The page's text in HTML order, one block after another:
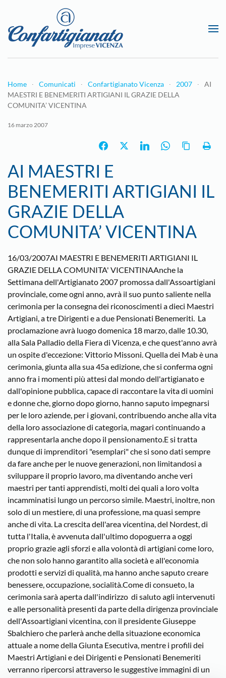
Passa al contenuto principale
Home Comunicati Confartigianato Vicenza 2007
AI
MAESTRI E BENEMERITI ARTIGIANI IL GRAZIE DELLA
COMUNITA’ VICENTINA
16 marzo 2007
AI MAESTRI E
BENEMERITI ARTIGIANI IL
GRAZIE DELLA
COMUNITA’ VICENTINA
16/03/2007AI MAESTRI E BENEMERITI ARTIGIANI IL
GRAZIE DELLA COMUNITA' VICENTINAAnche la
Settimana dell'Artigianato 2007 promossa dall'Assoartigiani
provinciale, come ogni anno, avrà il suo punto saliente nella
cerimonia per la consegna dei riconoscimenti a dieci Maestri
Artigiani, a tre Dirigenti e a due Pensionati Benemeriti. La
proclamazione avrà luogo domenica 18 marzo, dalle 10.30,
alla Sala Palladio della Fiera di Vicenza, e che quest'anno avrà
un ospite d'eccezione: Vittorio Missoni. Quella dei Mab è una
cerimonia, giunta alla sua 45a edizione, che si conferma ogni
anno fra i momenti più attesi dal mondo dell'artigianato e
dall'opinione pubblica, capace di raccontare la vita di uomini
e donne che, giorno dopo giorno, hanno saputo impegnarsi
per le loro aziende, per i giovani, contribuendo anche alla vita
della loro associazione di categoria, magari continuando a
rappresentarla anche dopo il pensionamento.E si tratta
dunque di imprenditori "esemplari" che si sono dati sempre
da fare anche per le nuove generazioni, non limitandosi a
sviluppare il proprio lavoro, ma diventando anche veri
maestri per tanti apprendisti, molti dei quali a loro volta
incamminatisi lungo un percorso simile. Maestri, inoltre, non
solo di un mestiere, di una professione, ma quasi sempre
anche di vita. La crescita dell'area vicentina, del Nordest, di
tutta l'Italia, è avvenuta dall'ultimo dopoguerra a oggi
proprio grazie agli sforzi e alla volontà di artigiani come loro,
che non solo hanno garantito alla società e all'economia
prodotti e servizi di qualità, ma hanno anche saputo creare
benessere, occupazione, socialità.Come di consueto, la
cerimonia sarà aperta dall'indirizzo di saluto agli intervenuti
e alle personalità presenti da parte della dirigenza provinciale
dell'Assoartigiani vicentina, con il presidente Giuseppe
Sbalchiero che parlerà anche della situazione economica
attuale a nome della Giunta Esecutiva, mentre i profili dei
Maestri Artigiani e dei Dirigenti e Pensionati Benemeriti
verranno ripercorsi attraverso le suggestive immagini di un